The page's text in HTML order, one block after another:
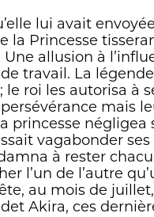
lui avait
la Princesse
allusion à
travail. La
le roi les autorisa à
mais
princesse négligea
vagabonder ses
à rester
l’un de l’autre
au mois de
Akira, ces